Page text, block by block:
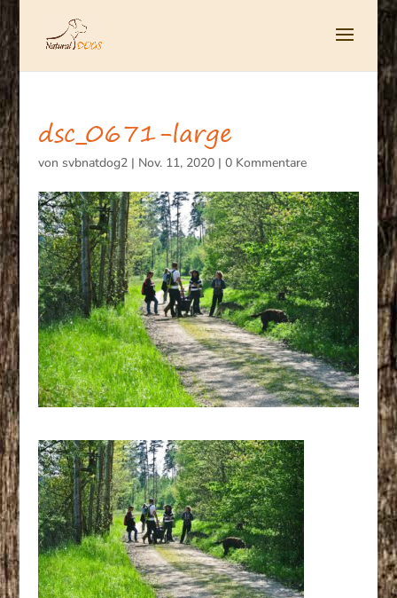
dsc_0671-large
von svbnatdog2| Nov. 11, 2020| 0 Kommentare